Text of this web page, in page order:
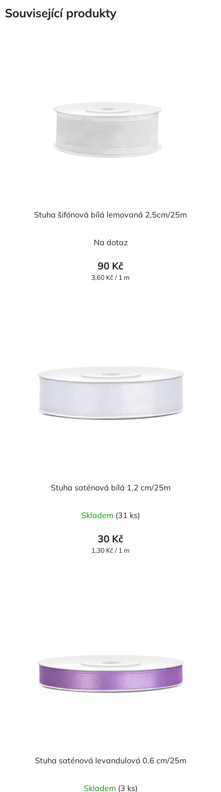
Související produkty
Stuha šifónová bílá lemovaná 2,5cm/25m
hodnocení
produktu
je
Na dotaz
90 Kč
Měrná
3,60 Kč / 1 m
Stuha saténová bílá 1,2 cm/25m
Skladem (31 ks)
30 Kč
Měrná
1,30 Kč / 1 m
Stuha saténová levandulová 0,6 cm/25m
Skladem (3 ks)